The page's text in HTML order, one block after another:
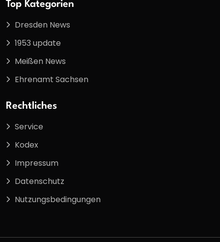
Top Kategorien
Dresden News
1953 update
Meißen News
Ehrenamt Sachsen
Rechtliches
Service
Kodex
Impressum
Datenschutz
Nutzungsbedingungen